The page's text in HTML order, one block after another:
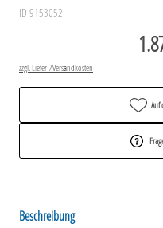
ID 9153052
zzgl. Liefer-/Versandkosten
Auf
Beschreibung